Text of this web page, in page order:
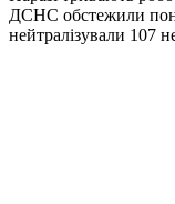
ДСНС обстежили
нейтралізували 107